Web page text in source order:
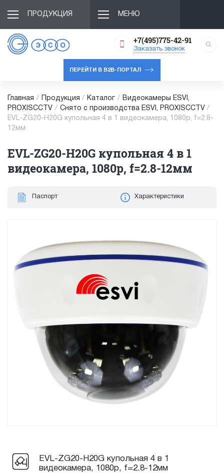
ПРОДУКЦИЯ МЕНЮ
+7(495)775-42-91
Заказать звонок
ПЕРЕЙТИ В B2B-ПОРТАЛ
Главная / Продукция / Каталог /
Видеокамеры ESVI,
PROXISCCTV / Снято с производства ESVI, PROXISCCTV /
EVL-ZG20-H20G купольная 4 в 1 видеокамера, 1080p, f=2.8-
12мм
EVL-ZG20-H20G купольная 4 в 1
видеокамера, 1080p, f=2.8-12мм
Паспорт Характеристики
EVL-ZG20-H20G купольная 4 в 1
видеокамера, 1080p, f=2.8-12мм